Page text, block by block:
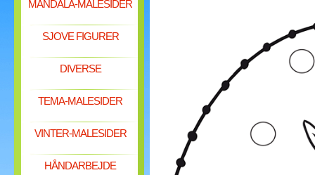
MANDALA-MALESIDER
SJOVE FIGURER
DIVERSE
TEMA-MALESIDER
VINTER-MALESIDER
HÅNDARBEJDE